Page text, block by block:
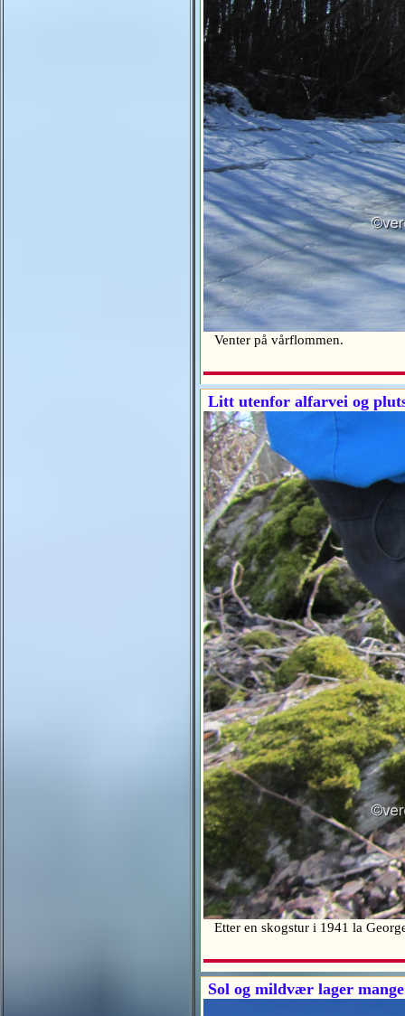
Venter på vårflommen.
Litt utenfor alfarvei og
Etter en skogstur i 1941 la
Sol og mildvær lager